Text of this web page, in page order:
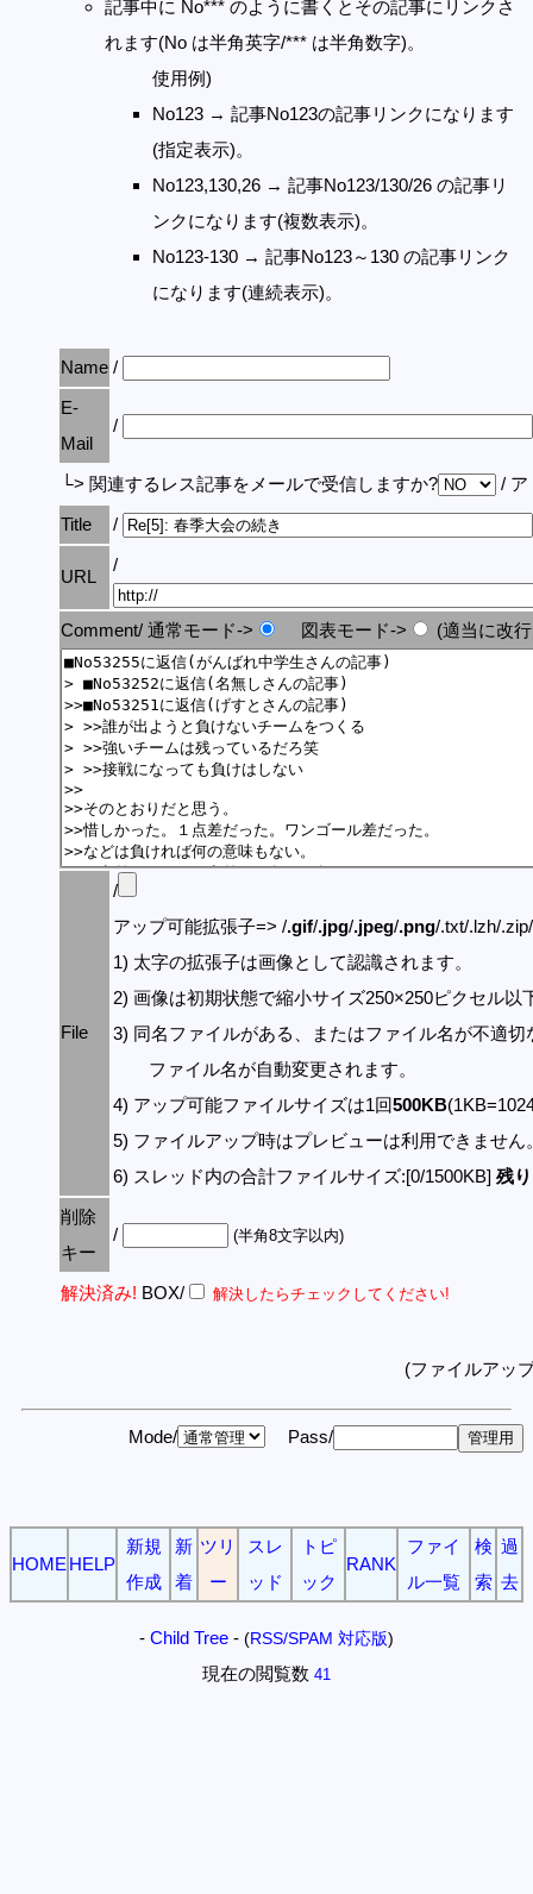
記事中に No*** のように書くとその記事にリンクさ
れます(No は半角英字/*** は半角数字)。
使用例)
No123 → 記事No123の記事リンクになります
(指定表示)。
No123,130,26 → 記事No123/130/26 の記事リ
ンクになります(複数表示)。
No123-130 → 記事No123～130 の記事リンク
になります(連続表示)。
Name /
E-
Mail
/
└> 関連するレス記事をメールで受信しますか?
/ ア
Title
/
URL
/
Comment/ 通常モード-> 図表モード-> (適当に改
File
/
アップ可能拡張子=> /.gif/.jpg/.jpeg/.png/.txt/.lzh/
1) 太字の拡張子は画像として認識されます。
2) 画像は初期状態で縮小サイズ250×250ピクセル以
3) 同名ファイルがある、またはファイル名が不適切
ファイル名が自動変更されます。
4) アップ可能ファイルサイズは1回500KB
5) ファイルアップ時はプレビューは利用できません
6) スレッド内の合計ファイルサイズ:[0/1500KB] 残
削除
キー
/ (半角8文字以内)
解決済み! BOX/ 解決したらチェックしてください!
(ファイルアッ
Mode/ Pass/
HOME HELP
新規
作成
新
着
ツリ
ー
スレ
ッド
トピ
ック
RANK
ファイ
ル一覧
検
索
過
去
- Child Tree - (RSS/SPAM 対応版)
現在の閲覧数 41